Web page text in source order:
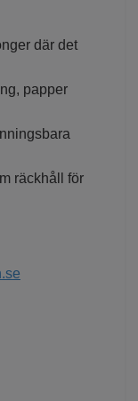
där det
papper
räckhåll för